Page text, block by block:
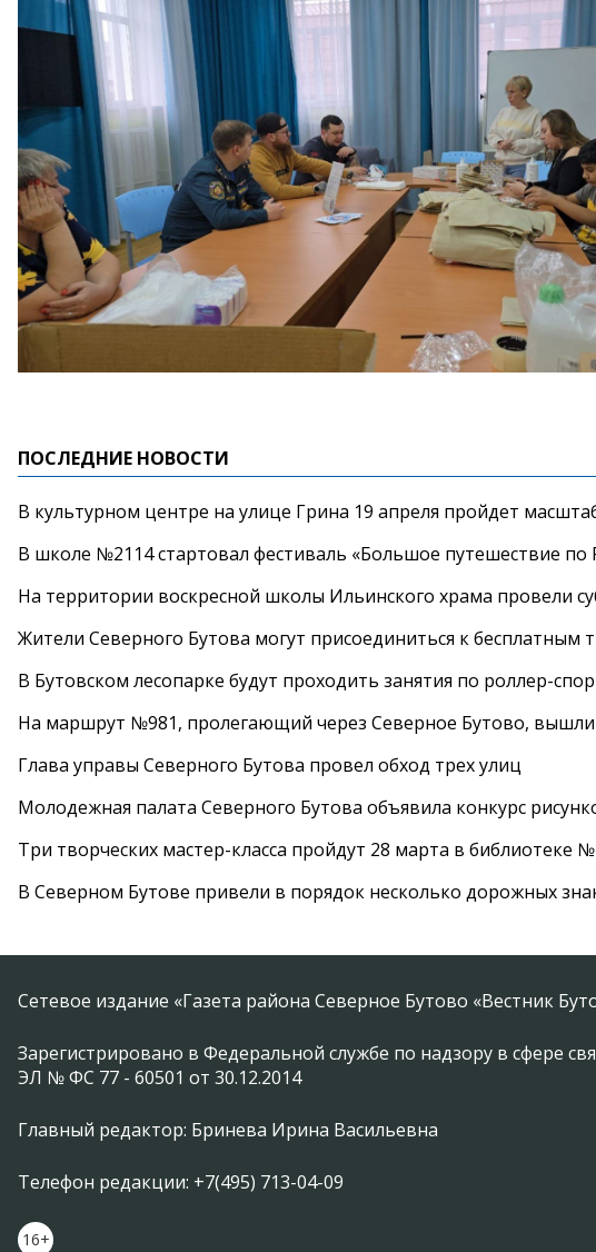
ПОСЛЕДНИЕ НОВОСТИ
В культурном центре на улице Грина 19 апреля пройдет
В школе №2114 стартовал фестиваль «Большое путешествие по
На территории воскресной школы Ильинского храма провели
Жители Северного Бутова могут присоединиться к бесплатным
В Бутовском лесопарке будут проходить занятия по роллер-
На маршрут №981, пролегающий через Северное Бутово, вышли
Глава управы Северного Бутова провел обход трех улиц
Молодежная палата Северного Бутова объявила конкурс
Три творческих мастер-класса пройдут 28 марта в библиотеке
В Северном Бутове привели в порядок несколько дорожных
Сетевое издание «Газета района Северное Бутово «Вестник
Зарегистрировано в Федеральной службе по надзору в сфере
ЭЛ № ФС 77 - 60501 от 30.12.2014
Главный редактор: Бринева Ирина Васильевна
Телефон редакции: +7(495) 713-04-09
16+